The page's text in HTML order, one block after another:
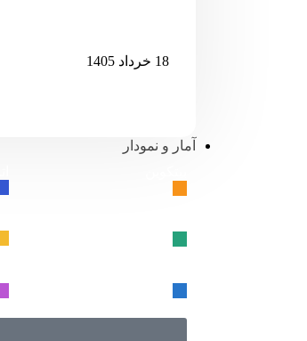
18 خرداد 1405
آمار و نمودار